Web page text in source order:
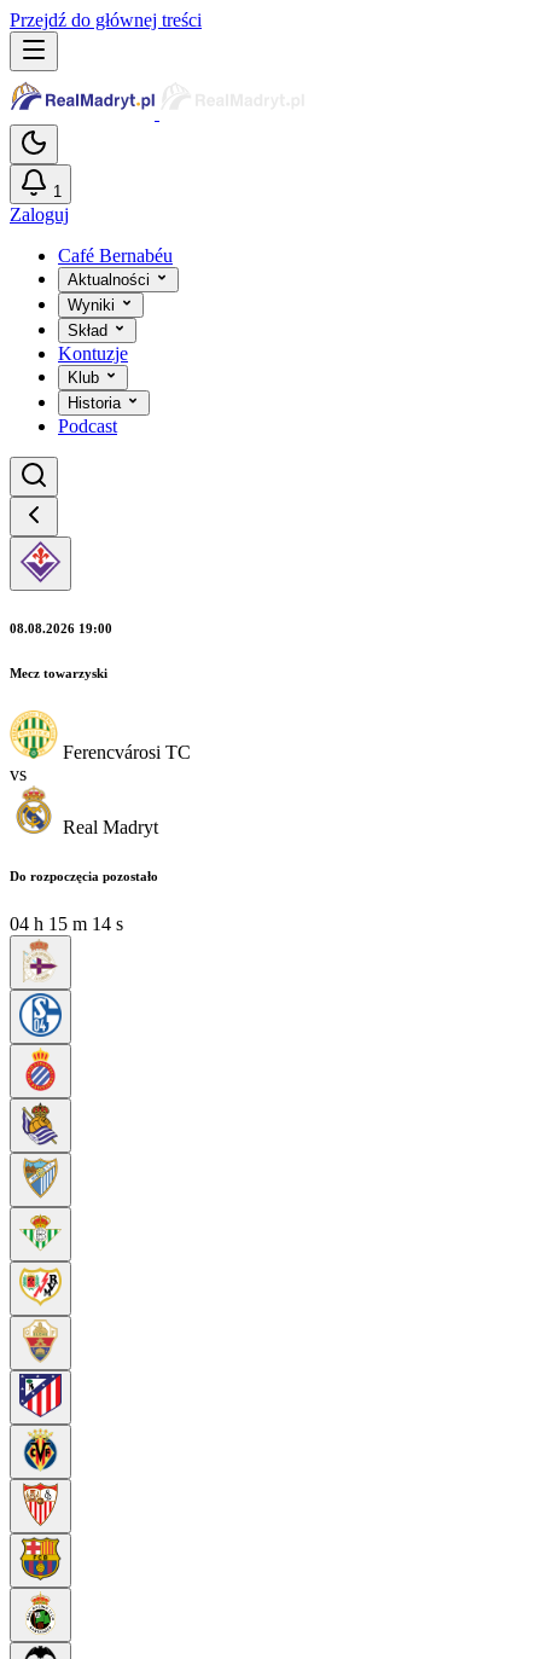
Przejdź do głównej treści
1
Zaloguj
Café Bernabéu
Aktualności
Wyniki
Skład
Kontuzje
Klub
Historia
Podcast
08.08.2026 19:00
Mecz towarzyski
Ferencvárosi TC
vs
Real Madryt
Do rozpoczęcia pozostało
04 h 15 m 13 s